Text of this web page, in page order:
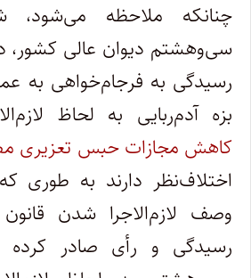
چنانکه ملاحظه
سی‌وهشتم دیوان عالی
رسیدگی به فرجام‌خواهی به
بزه آدم‌ربایی به لحاظ
کاهش مجازات حبس تعزیری مصوب
اختلاف‌نظر دارند به طوری
وصف لازم‌الاجرا شدن
رسیدگی و رأی صادر کرده